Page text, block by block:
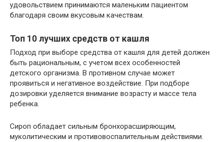
удовольствием принимаются маленьким пациентом
благодаря своим вкусовым качествам.
Топ 10 лучших средств от кашля
Подход при выборе средства от кашля для детей должен
быть рациональным, с учетом всех особенностей
детского организма. В противном случае может
проявиться и негативное воздействие. При подборе
дозировки уделяется внимание возрасту и массе тела
ребенка.
Сироп обладает сильным бронхорасширяющим,
муколитическим и противовоспалительным действиями.